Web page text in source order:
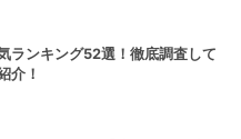
ランキング52選！徹底調査して
介！